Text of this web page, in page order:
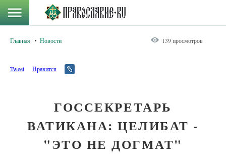
Главная Новости 139 просмотров
Tweet Нравится
ГОССЕКРЕТАРЬ
ВАТИКАНА: ЦЕЛИБАТ -
"ЭТО НЕ ДОГМАТ"